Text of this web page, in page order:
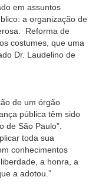
assuntos
a organização de
Reforma de
costumes, que uma
Dr. Laudelino de
um órgão
pública têm sido
São Paulo”.
toda sua
conhecimentos
a honra, a
a adotou.”